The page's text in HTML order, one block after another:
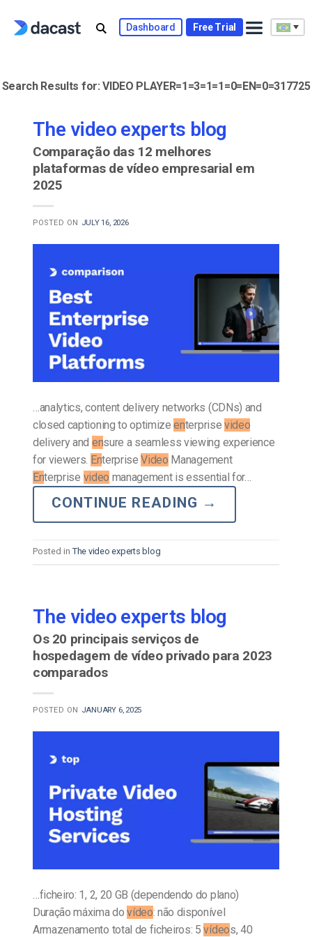
Dashboard Free Trial
Search Results for:VIDEO PLAYER=1=3=1=1=0=EN=0=317725
The video experts blog
Comparação das 12 melhores
plataformas de vídeo empresarial em
2025
POSTED ON JULY 16, 2026
…analytics, content delivery networks (CDNs) and
closed captioning to optimizeenterprise video
delivery and ensure a seamless viewing experience
for viewers. EnterpriseVideo Management
Enterprise video management is essential for…
CONTINUE READING →
Posted in The video experts blog
The video experts blog
Os 20 principais serviços de
hospedagem de vídeo privado para 2023
comparados
POSTED ON JANUARY 6, 2025
…ficheiro: 1, 2, 20 GB (dependendo do plano)
Duração máxima dovídeo: não disponível
Armazenamento total de ficheiros: 5vídeos, 40